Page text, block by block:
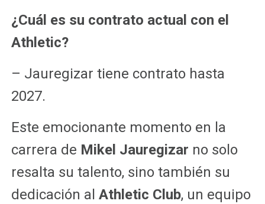
¿Cuál es su contrato actual con el
Athletic?
– Jauregizar tiene contrato hasta
2027.
Este emocionante momento en la
carrera de Mikel Jauregizar no solo
resalta su talento, sino también su
dedicación al Athletic Club, un equipo